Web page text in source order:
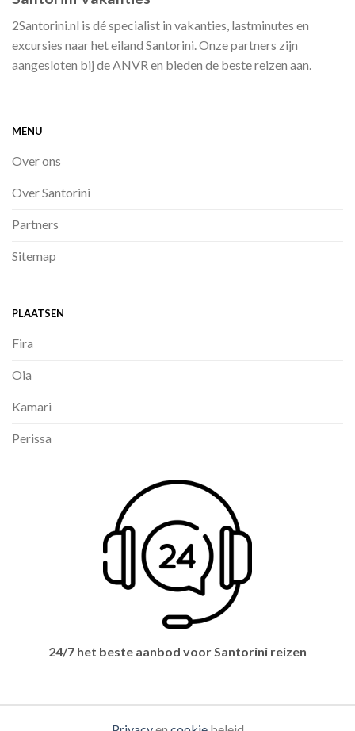
2Santorini.nl is dé specialist in vakanties, lastminutes en
excursies naar het eiland Santorini. Onze partners zijn
aangesloten bij de ANVR en bieden de beste reizen aan.
MENU
Over ons
Over Santorini
Partners
Sitemap
PLAATSEN
Fira
Oia
Kamari
Perissa
24/7 het beste aanbod voor Santorini reizen